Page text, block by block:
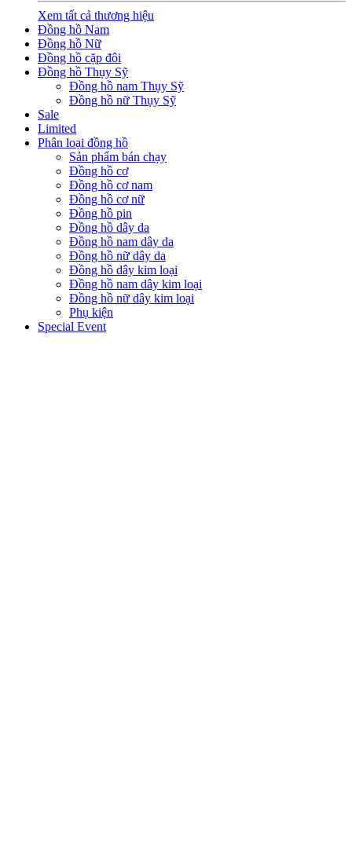
Xem tất cả thương hiệu
Đồng hồ Nam
Đồng hồ Nữ
Đồng hồ cặp đôi
Đồng hồ Thụy Sỹ
Đồng hồ nam Thụy Sỹ
Đồng hồ nữ Thụy Sỹ
Sale
Limited
Phân loại đồng hồ
Sản phẩm bán chạy
Đồng hồ cơ
Đồng hồ cơ nam
Đồng hồ cơ nữ
Đồng hồ pin
Đồng hồ dây da
Đồng hồ nam dây da
Đồng hồ nữ dây da
Đồng hồ dây kim loại
Đồng hồ nam dây kim loại
Đồng hồ nữ dây kim loại
Phụ kiện
Special Event